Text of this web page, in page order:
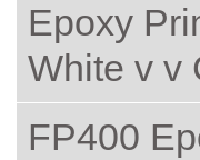
Epoxy
White v v
FP400